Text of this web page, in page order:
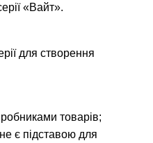
«Вайт».
для створення
товарів;
є підставою для